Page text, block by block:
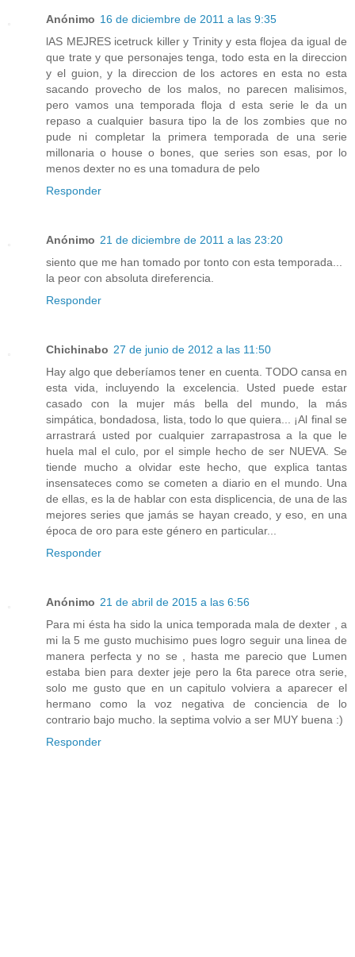
Anónimo 16 de diciembre de 2011 a las 9:35
lAS MEJRES icetruck killer y Trinity y esta flojea da igual de
que trate y que personajes tenga, todo esta en la direccion
y el guion, y la direccion de los actores en esta no esta
sacando provecho de los malos, no parecen malisimos,
pero vamos una temporada floja d esta serie le da un
repaso a cualquier basura tipo la de los zombies que no
pude ni completar la primera temporada de una serie
millonaria o house o bones, que series son esas, por lo
menos dexter no es una tomadura de pelo
Responder
Anónimo 21 de diciembre de 2011 a las 23:20
siento que me han tomado por tonto con esta temporada...
la peor con absoluta direferencia.
Responder
Chichinabo 27 de junio de 2012 a las 11:50
Hay algo que deberíamos tener en cuenta. TODO cansa en
esta vida, incluyendo la excelencia. Usted puede estar
casado con la mujer más bella del mundo, la más
simpática, bondadosa, lista, todo lo que quiera... ¡Al final se
arrastrará usted por cualquier zarrapastrosa a la que le
huela mal el culo, por el simple hecho de ser NUEVA. Se
tiende mucho a olvidar este hecho, que explica tantas
insensateces como se cometen a diario en el mundo. Una
de ellas, es la de hablar con esta displicencia, de una de las
mejores series que jamás se hayan creado, y eso, en una
época de oro para este género en particular...
Responder
Anónimo 21 de abril de 2015 a las 6:56
Para mi ésta ha sido la unica temporada mala de dexter , a
mi la 5 me gusto muchisimo pues logro seguir una linea de
manera perfecta y no se , hasta me parecio que Lumen
estaba bien para dexter jeje pero la 6ta parece otra serie,
solo me gusto que en un capitulo volviera a aparecer el
hermano como la voz negativa de conciencia de lo
contrario bajo mucho. la septima volvio a ser MUY buena :)
Responder